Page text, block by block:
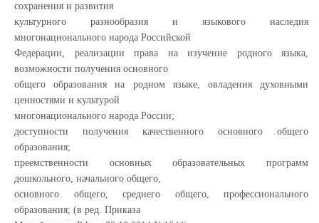
сохранения и развития
культурного разнообразия и языкового наследия
многонационального народа Российской
Федерации, реализации права на изучение родного языка,
возможности получения основного
общего образования на родном языке, овладения духовными
ценностями и культурой
многонационального народа России;
доступности получения качественного основного общего
образования;
преемственности основных образовательных программ
дошкольного, начального общего,
основного общего, среднего общего, профессионального
образования; (в ред. Приказа